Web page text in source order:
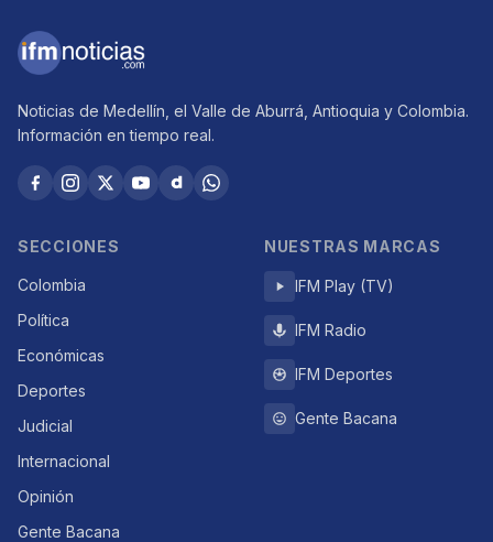
Noticias de Medellín, el Valle de Aburrá, Antioquia y Colombia.
Información en tiempo real.
SECCIONES
Colombia
Política
Económicas
Deportes
Judicial
Internacional
Opinión
Gente Bacana
NUESTRAS MARCAS
IFM Play (TV)
IFM Radio
IFM Deportes
Gente Bacana